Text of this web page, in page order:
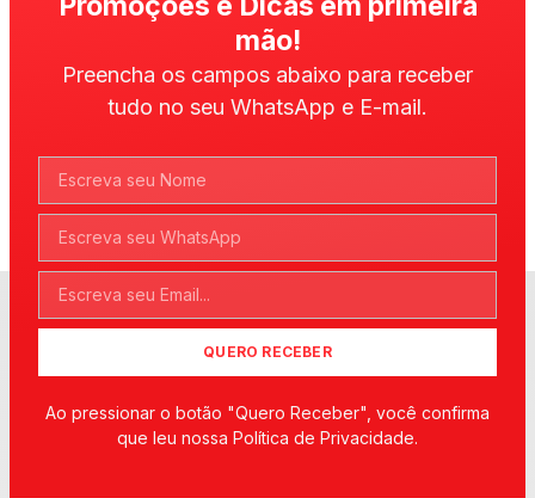
mão!
Preencha os campos abaixo para receber
tudo no seu WhatsApp e E-mail.
QUERO RECEBER
Ao pressionar o botão "Quero Receber", você confirma
que leu nossa Política de Privacidade.